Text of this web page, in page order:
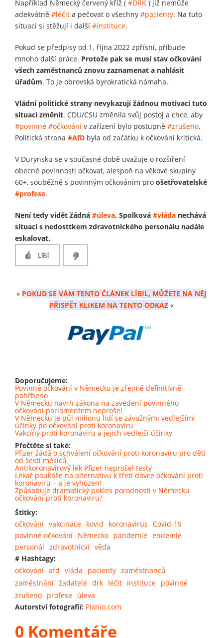
Například Německý červený kříž ( #DRK ) již nemůže
adekvátně #léčit a pečovat o všechny #pacienty. Na tuto
situaci si stěžují i ​​další #instituce.
Pokud se předpisy od 1. října 2022 zpřísní, přibude
mnoho další práce. Protože pak se musí stav očkování
všech zaměstnanců znovu zaznamenat a nahlásit
úřadům. To je obrovská byrokratická námaha.
Vládní politické strany nevykazují žádnou motivaci tuto
situaci změnit. CDU/CSU změnila svůj postoj a chce, aby
#povinné #očkování v zařízení bylo postupně #zrušeno.
Politická strana #AfD byla od začátku k očkování kritická.
V Durynsku se v současné době uvažuje o rozšíření
obecné povinnosti očkovat, alespoň na věkové skupiny
60+, souběžně s povinným očkováním pro ošetřovatelské
#profese.
Není tedy vidět žádná #úleva. Spolková #vláda nechává
situaci s nedosttkem zdravotnického personálu nadále
eskalovat.
LÍBÍ
» POKUD SE VÁM TENTO ČLÁNEK LÍBIL, MŮŽETE NA NĚJ
PŘISPĚT KLIKEM NA TENTO ODKAZ «
Doporučujeme:
Povinné očkování v Německu je zřejmě definitivně
pohřbeno
V Německu návrh zákona na zavedení povinného
očkování parlamentem neprošel
V Německu je půl milionu lidí se závažnými vedlejšími
účinky po očkování proti koronaviru
Vakcíny proti koronaviru a jejich vedlejší účinky
Přečtěte si také:
Pfizer žádá o schválení očkování proti koronaviru pro děti
od šesti měsíců
Antikoronavirový lék Pfizer neprošel testy
Lékař poukáže na alternativu k třetí dávce očkování proti
koronaviru – a je vyhozen!
Způsobuje dramatický pokles porodnosti v Německu
očkování proti koronaviru?
Štítky:
očkování vakcinace kovid koronavirus Covid-19
povinné očkování Německo pandemie endemie
personál zdravotnicví věda
# Hashtagy:
očkování afd vláda pacienty zaměstnanců
zaměstnání žadatelé drk léčit instituce povinné
zrušeno profese úleva
Autorství fotografií: Pixnio.com
0 Komentáře